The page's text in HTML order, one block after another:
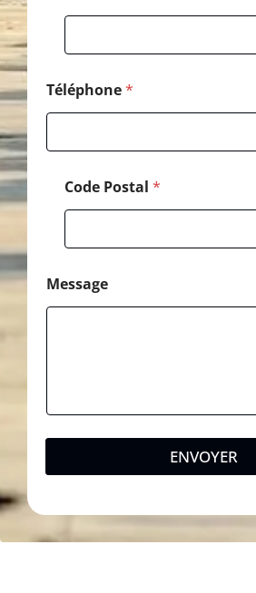
Téléphone*
Code Postal *
Message
ENVOYER